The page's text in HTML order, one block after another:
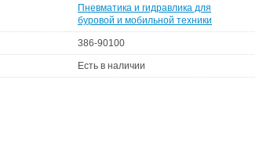
Пневматика и гидравлика для
буровой и мобильной техники
386-90100
Есть в наличии